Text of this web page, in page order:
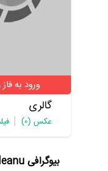
ورود به
گالری
عکس (0)
بیوگرافی Dan Astileanu: